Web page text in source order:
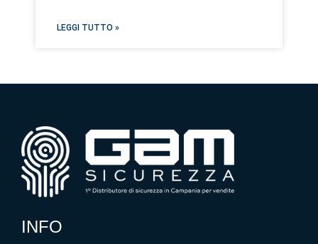
LEGGI TUTTO »
INFO